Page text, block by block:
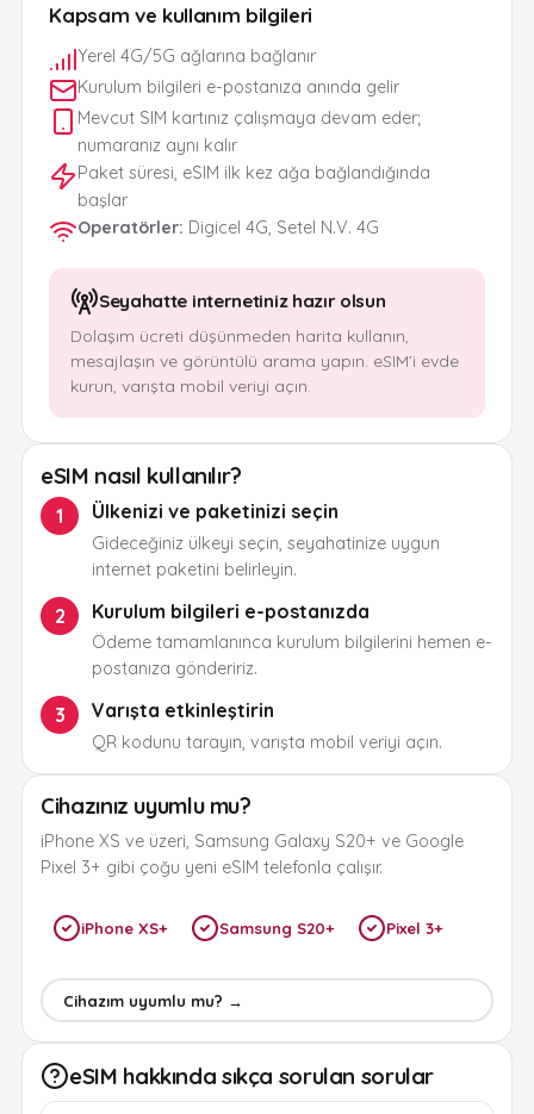
Kapsam ve kullanım bilgileri
Yerel 4G/5G ağlarına bağlanır
Kurulum bilgileri e-postanıza anında gelir
Mevcut SIM kartınız çalışmaya devam eder;
numaranız aynı kalır
Paket süresi, eSIM ilk kez ağa bağlandığında
başlar
Operatörler: Digicel 4G, Setel N.V. 4G
Seyahatte internetiniz hazır olsun
Dolaşım ücreti düşünmeden harita kullanın,
mesajlaşın ve görüntülü arama yapın. eSIM’i evde
kurun, varışta mobil veriyi açın.
eSIM nasıl kullanılır?
1 Ülkenizi ve paketinizi seçin
Gideceğiniz ülkeyi seçin, seyahatinize uygun
internet paketini belirleyin.
2 Kurulum bilgileri e-postanızda
Ödeme tamamlanınca kurulum bilgilerini hemen e-
postanıza göndeririz.
3 Varışta etkinleştirin
QR kodunu tarayın, varışta mobil veriyi açın.
Cihazınız uyumlu mu?
iPhone XS ve üzeri, Samsung Galaxy S20+ ve Google
Pixel 3+ gibi çoğu yeni eSIM telefonla çalışır.
iPhone XS+ Samsung S20+ Pixel 3+
Cihazım uyumlu mu? →
eSIM hakkında sıkça sorulan sorular